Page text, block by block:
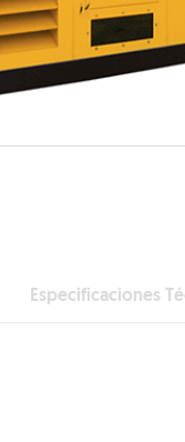
Especificaciones